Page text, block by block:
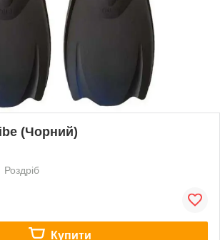
(Чорний)
Роздріб
Купити